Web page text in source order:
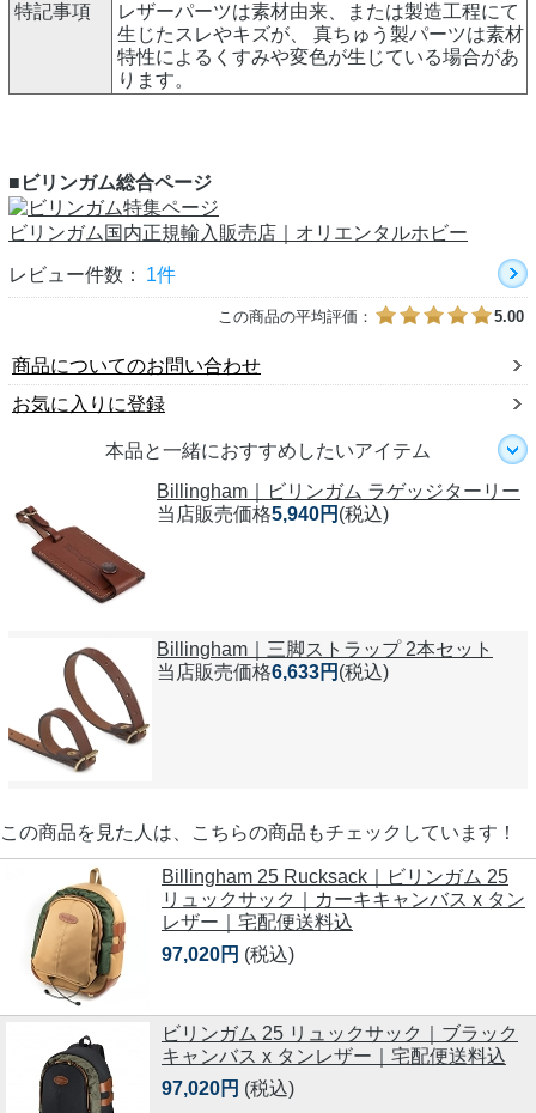
特記事項
レザーパーツは素材由来、または製造工程にて
生じたスレやキズが、 真ちゅう製パーツは素材
特性によるくすみや変色が生じている場合があ
ります。
■ビリンガム総合ページ
ビリンガム国内正規輸入販売店｜オリエンタルホビー
レビュー件数： 1件
この商品の平均評価： 5.00
商品についてのお問い合わせ
お気に入りに登録
本品と一緒におすすめしたいアイテム
Billingham｜ビリンガム ラゲッジターリー
当店販売価格5,940円 (税込)
Billingham｜三脚ストラップ 2本セット
当店販売価格6,633円 (税込)
この商品を見た人は、こちらの商品もチェックしています！
Billingham 25 Rucksack｜ビリンガム 25
リュックサック｜カーキキャンバス x タン
レザー｜宅配便送料込
97,020円 (税込)
ビリンガム 25 リュックサック｜ブラック
キャンバス x タンレザー｜宅配便送料込
97,020円 (税込)